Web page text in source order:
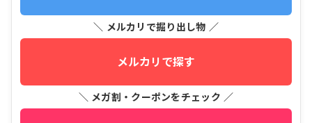
＼ メルカリで掘り出し物 ／
メルカリで探す
＼ メガ割・クーポンをチェック ／